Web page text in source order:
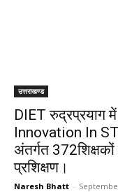
उत्तराखण्ड
DIET रुद्रप्रयाग
Innovation In
अंतर्गत
प्रशिक्षण।
Naresh Bhatt -